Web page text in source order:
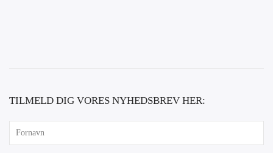
TILMELD DIG VORES NYHEDSBREV HER: